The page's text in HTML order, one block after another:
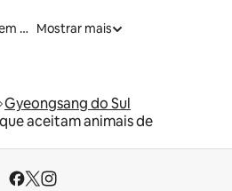
Aluguéis por temporada em resorts Mostrar mais
Gyeongsang do Sul
aceitam animais de